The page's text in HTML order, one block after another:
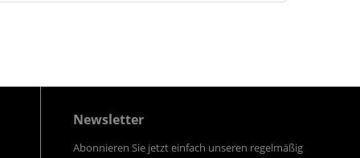
Newsletter
Abonnieren Sie jetzt einfach unseren regelmäßig